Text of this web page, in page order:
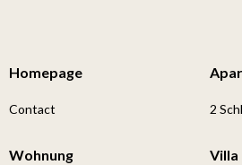
Homepage
Contact 2
Wohnung Villa